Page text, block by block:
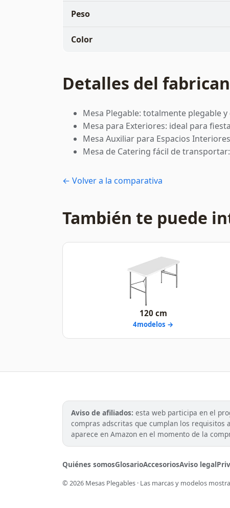
Peso
Color
Detalles del
Mesa Plegable: totalmente plegable
Mesa para Exteriores: ideal para
Mesa Auxiliar para Espacios
Mesa de Catering fácil de
← Volver a la comparativa
También te puede
120 cm
4modelos →
Aviso de afiliados: esta web participa en el
compras adscritas que cumplan los requisitos
aparece en Amazon en el momento de la
Quiénes somosGlosarioAccesoriosAviso legal
© 2026 Mesas Plegables · Las marcas y modelos